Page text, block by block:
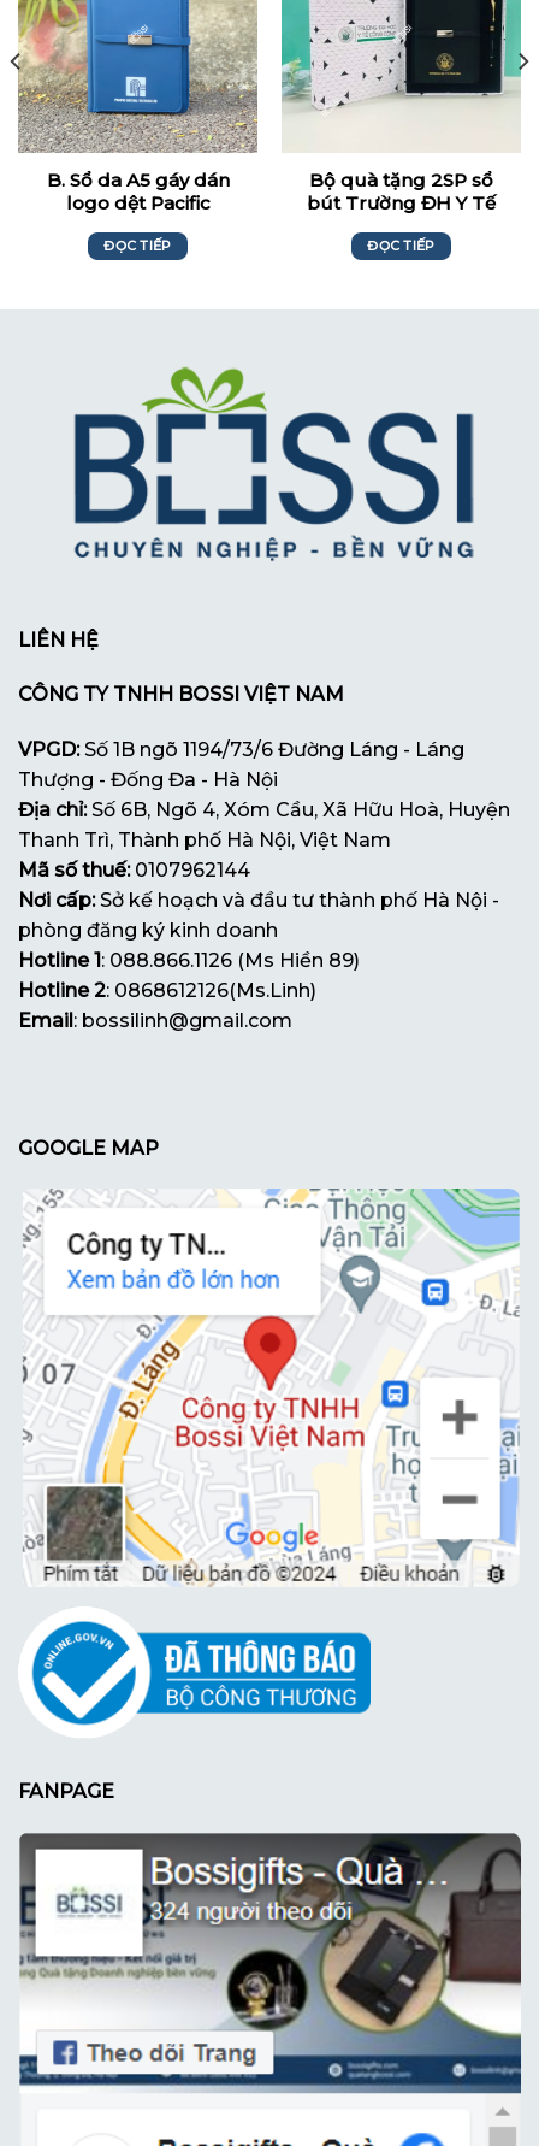
B. Sổ da A5 gáy dán
logo dệt Pacific
ĐỌC TIẾP
Bộ quà tặng 2SP sổ
bút Trường ĐH Y Tế
ĐỌC TIẾP
LIÊN HỆ
CÔNG TY TNHH BOSSI VIỆT NAM
VPGD:Số 1B ngõ 1194/73/6 Đường Láng - Láng
Thượng - Đống Đa - Hà Nội
Địa chỉ:Số 6B, Ngõ 4, Xóm Cầu, Xã Hữu Hoà, Huyện
Thanh Trì, Thành phố Hà Nội, Việt Nam
Mã số thuế:0107962144
Nơi cấp:Sở kế hoạch và đầu tư thành phố Hà Nội -
phòng đăng ký kinh doanh
Hotline 1 : 088.866.1126 (Ms Hiền 89)
Hotline 2: 0868612126(Ms.Linh)
Email : bossilinh@gmail.com
GOOGLE MAP
FANPAGE